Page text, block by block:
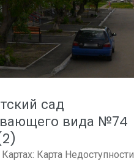
сад
вида №74
Карта Недоступности